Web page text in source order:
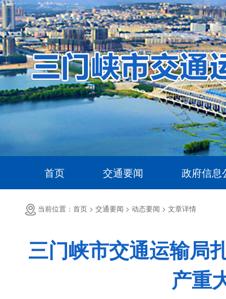
首页 交通要闻 政府信息
当前位置：首页 > 交通要闻 > 动态要闻 > 文章详情
三门峡市交通运输局
产重